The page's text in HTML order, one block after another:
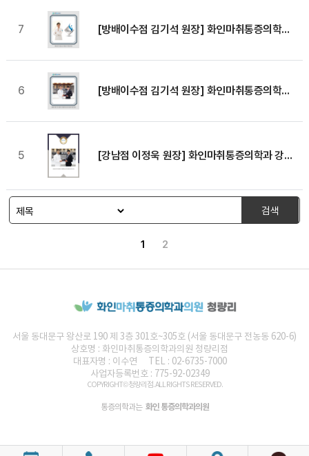
7 [방배이수점 김기석 원장] 화인마취통증의학과 방배이수점, 2016 대한민국 골든 브랜드 대상 수상
6 [방배이수점 김기석 원장] 화인마취통증의학과 방배이수점 김기석 원장, 조직재생치료 분야 임상의료자문의 선정
5 [강남점 이정욱 원장] 화인마취통증의학과 강남점 이정욱 원장, 조직재생치료 분야 임상의료자문의 선정
검색
1 2
서울 동대문구 왕산로 190 제 3층 301호~305호 (서울 동대문구 전농동 620-6)
상호명 : 화인마취통증의학과의원 청량리점
대표자명 : 이수연
TEL : 02-6735-7000
사업자등록번호 : 775-92-02349
COPYRIGHT© 청량리점. ALL RIGHTS RESERVED.
통증의학과는 화인 통증의학과의원